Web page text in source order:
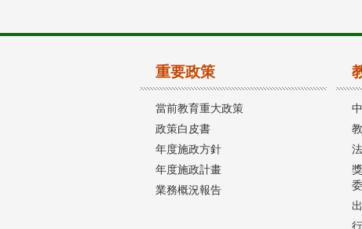
重要政策
當前教育重大政策
政策白皮書
年度施政方針
年度施政計畫
業務概況報告